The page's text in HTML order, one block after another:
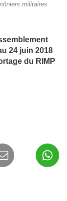
militaires
24 juin 2018
du RIMP